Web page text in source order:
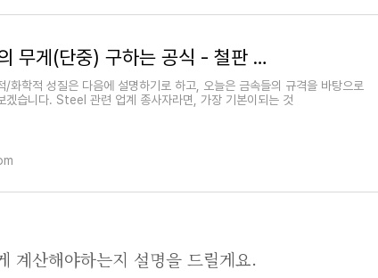
철의 비중과 비철의 무게(단중) 구하는 공식 - 철판 중량산출공식
/화학적 성질은 다음에 설명하기로 하고, 오늘은 금속들의 규격을 바탕으로
겠습니다. Steel 관련 업계 종사자라면, 가장 기본이되는 것
계산해야하는지 설명을 드릴게요.